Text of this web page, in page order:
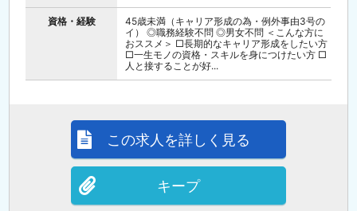
資格・経験
45歳未満（キャリア形成の為・例外事由3号の
イ） ◎職務経験不問 ◎男女不問 ＜こんな方に
おススメ＞ □長期的なキャリア形成をしたい方
□一生モノの資格・スキルを身につけたい方 □
人と接することが好...
この求人を詳しく見る
キープ